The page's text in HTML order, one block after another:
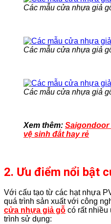
Các mẫu cửa nhựa giả
Các mẫu cửa nhựa giả
Các mẫu cửa nhựa giả
Xem thêm: Saigondoor
vệ sinh đắt hay rẻ
2. Ưu điểm nổi bật
Với cấu tạo từ các hạt nhựa
quá trình sản xuất với công
cửa nhựa giả gỗ có rất nhiều
trình sử dụng: